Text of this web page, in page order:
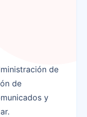
de
de
y